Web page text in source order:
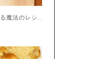
リト詩織さん『生のお米をパンに変える魔法のレシピ はじめての生米パン』